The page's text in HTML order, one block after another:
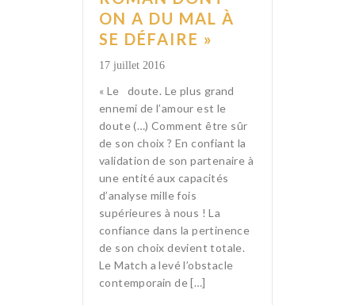
ON A DU MAL À
SE DÉFAIRE »
17 juillet 2016
« Le doute. Le plus grand
ennemi de l’amour est le
doute (…) Comment être sûr
de son choix ? En confiant la
validation de son partenaire à
une entité aux capacités
d’analyse mille fois
supérieures à nous ! La
confiance dans la pertinence
de son choix devient totale.
Le Match a levé l’obstacle
contemporain de […]